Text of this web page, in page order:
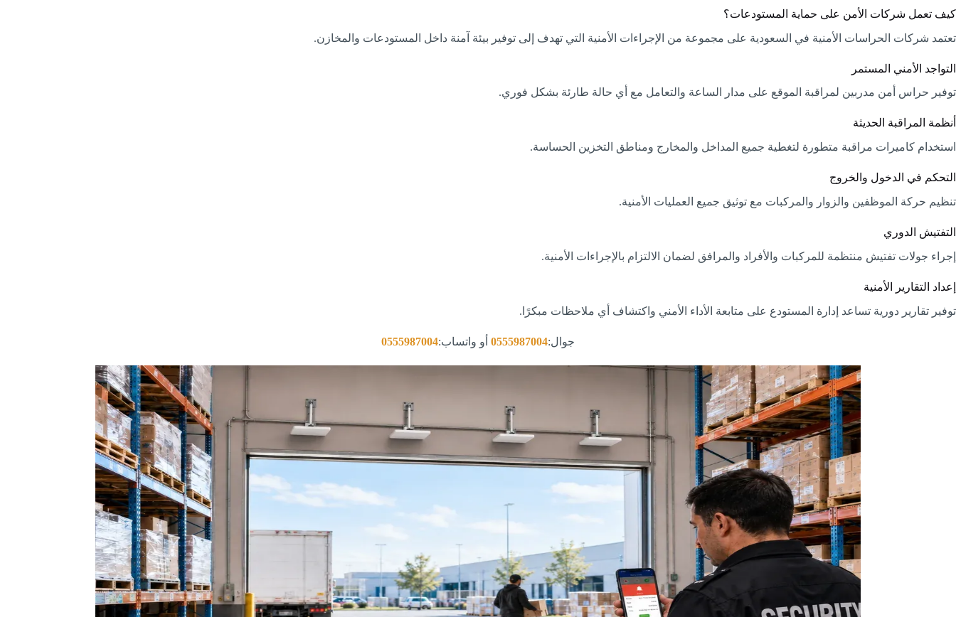
كيف تعمل شركات الأمن على حماية المستودعات؟
تعتمد شركات الحراسات الأمنية في السعودية على مجموعة من الإجراءات الأمنية التي تهدف إلى توفير بيئة آمنة داخل المستودعات والمخازن.
التواجد الأمني المستمر
توفير حراس أمن مدربين لمراقبة الموقع على مدار الساعة والتعامل مع أي حالة طارئة بشكل فوري.
أنظمة المراقبة الحديثة
استخدام كاميرات مراقبة متطورة لتغطية جميع المداخل والمخارج ومناطق التخزين الحساسة.
التحكم في الدخول والخروج
تنظيم حركة الموظفين والزوار والمركبات مع توثيق جميع العمليات الأمنية.
التفتيش الدوري
إجراء جولات تفتيش منتظمة للمركبات والأفراد والمرافق لضمان الالتزام بالإجراءات الأمنية.
إعداد التقارير الأمنية
توفير تقارير دورية تساعد إدارة المستودع على متابعة الأداء الأمني واكتشاف أي ملاحظات مبكرًا.
جوال:0555987004 أو واتساب:0555987004